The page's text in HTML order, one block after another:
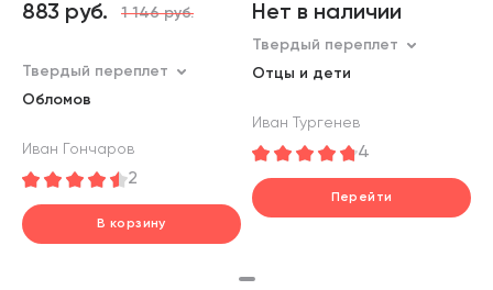
883 руб. 1 146 руб.
Твердый переплет
Обломов
Иван Гончаров
2
В корзину
Нет в наличии
Твердый переплет
Отцы и дети
Иван Тургенев
4
Перейти